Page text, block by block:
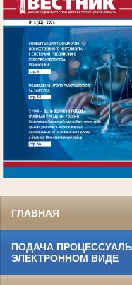
ГЛАВНАЯ
ПОДАЧА
ЭЛЕКТРОННОМ ВИДЕ